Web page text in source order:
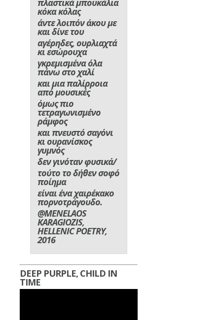
πλαστικά μπουκάλια
κόκα κόλας
άντε λοιπόν άκου με
και δίνε του
αγέρηδες, ουρλιαχτά
κι εσώρουχα
γκρεμισμένα όλα
πάνω στο χαλί
και μια παλίρροια
από μουσικές
όμως πιο
τετραγωνισμένο
ράμφος
και πνευστό σαγόνι
κι ουρανίσκος
γυμνός
δεν γινόταν φυσικά/
τούτο το δήθεν σοφό
ποίημα
είναι ένα χαιρέκακο
πορνοτράγουδο.
@MENELAOS
KARAGIOZIS,
HELLENIC POETRY,
2016
DEEP PURPLE, CHILD IN
TIME